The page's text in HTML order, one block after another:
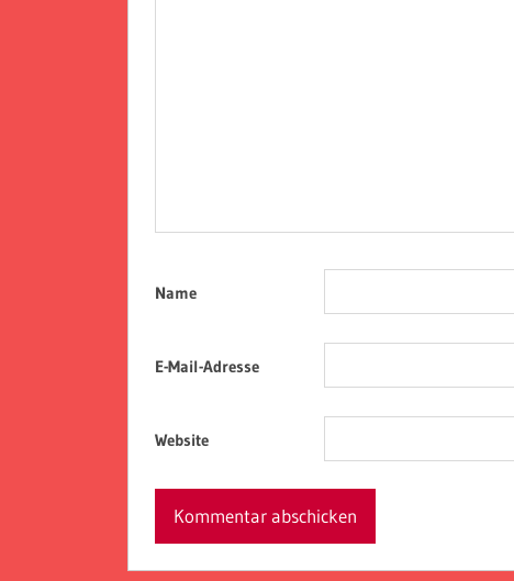
Name
E-Mail-Adresse
Website